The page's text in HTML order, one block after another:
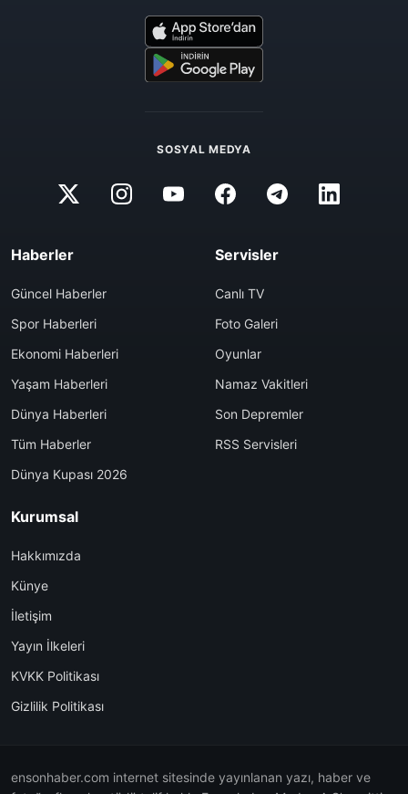
SOSYAL MEDYA
Haberler
Güncel Haberler
Spor Haberleri
Ekonomi Haberleri
Yaşam Haberleri
Dünya Haberleri
Tüm Haberler
Dünya Kupası 2026
Servisler
Canlı TV
Foto Galeri
Oyunlar
Namaz Vakitleri
Son Depremler
RSS Servisleri
Kurumsal
Hakkımızda
Künye
İletişim
Yayın İlkeleri
KVKK Politikası
Gizlilik Politikası
ensonhaber.com internet sitesinde yayınlanan yazı, haber ve